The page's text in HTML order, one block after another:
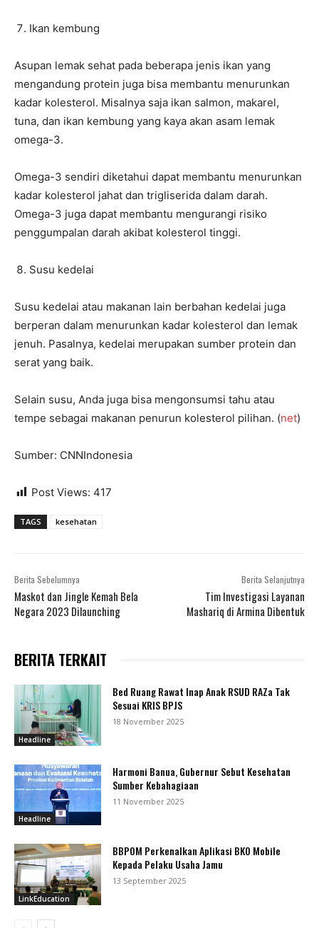
Ikan kembung
Asupan lemak sehat pada beberapa jenis ikan yang
mengandung protein juga bisa membantu menurunkan
kadar kolesterol. Misalnya saja ikan salmon, makarel,
tuna, dan ikan kembung yang kaya akan asam lemak
omega-3.
Omega-3 sendiri diketahui dapat membantu menurunkan
kadar kolesterol jahat dan trigliserida dalam darah.
Omega-3 juga dapat membantu mengurangi risiko
penggumpalan darah akibat kolesterol tinggi.
Susu kedelai
Susu kedelai atau makanan lain berbahan kedelai juga
berperan dalam menurunkan kadar kolesterol dan lemak
jenuh. Pasalnya, kedelai merupakan sumber protein dan
serat yang baik.
Selain susu, Anda juga bisa mengonsumsi tahu atau
tempe sebagai makanan penurun kolesterol pilihan. (net)
Sumber: CNNIndonesia
Post Views: 417
TAGS kesehatan
Berita Sebelumnya
Maskot dan Jingle Kemah Bela
Negara 2023 Dilaunching
Berita Selanjutnya
Tim Investigasi Layanan
Mashariq di Armina Dibentuk
BERITA TERKAIT
Headline
Bed Ruang Rawat Inap Anak RSUD RAZa Tak
Sesuai KRIS BPJS
18 November 2025
Headline
Harmoni Banua, Gubernur Sebut Kesehatan
Sumber Kebahagiaan
11 November 2025
LinkEducation
BBPOM Perkenalkan Aplikasi BKO Mobile
Kepada Pelaku Usaha Jamu
13 September 2025